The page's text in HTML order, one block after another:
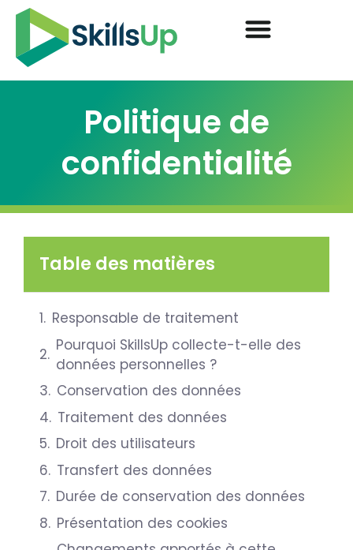
Politique de
confidentialité
Table des matières
Responsable de traitement
Pourquoi SkillsUp collecte-t-elle des
données personnelles ?
Conservation des données
Traitement des données
Droit des utilisateurs
Transfert des données
Durée de conservation des données
Présentation des cookies